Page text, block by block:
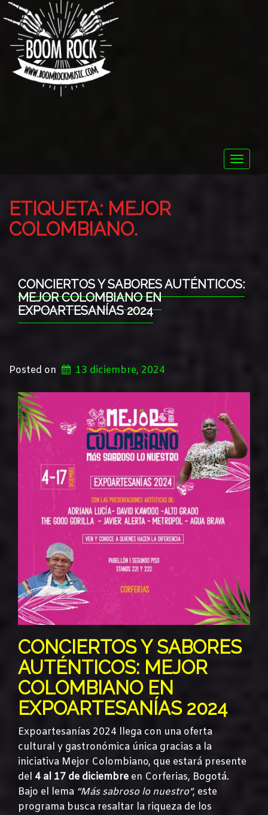
Toggle
ETIQUETA: MEJOR
COLOMBIANO.
CONCIERTOS Y SABORES AUTÉNTICOS:
MEJOR COLOMBIANO EN
EXPOARTESANÍAS 2024
Posted on 13 diciembre, 2024
CONCIERTOS Y SABORES
AUTÉNTICOS: MEJOR
COLOMBIANO EN
EXPOARTESANÍAS 2024
Expoartesanías 2024 llega con una oferta
cultural y gastronómica única gracias a la
iniciativa Mejor Colombiano, que estará presente
del 4 al 17 de diciembre en Corferias, Bogotá.
Bajo el lema “Más sabroso lo nuestro”, este
programa busca resaltar la riqueza de los